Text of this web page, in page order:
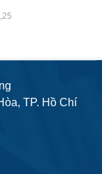
TP. Hồ Chí